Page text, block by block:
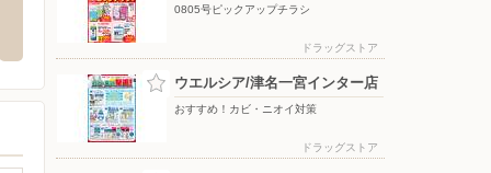
使える無
ゼント
8/4〜毎週恒例火曜市 7/25〜全力プライス8月号
0805号ピックアップチラシ
ドラッグストア
ウエルシア/津名一宮インター店
おすすめ！カビ・ニオイ対策
ドラッグストア